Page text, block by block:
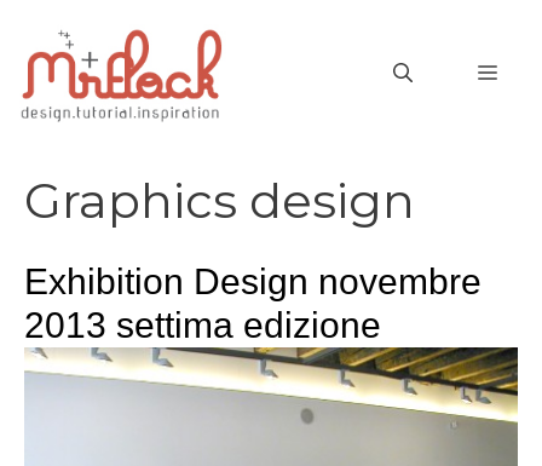
contenuto
Graphics design
Exhibition Design novembre
2013 settima edizione